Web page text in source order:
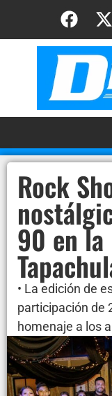
Rock
90 en la
• La edición de
participación de
homenaje a los